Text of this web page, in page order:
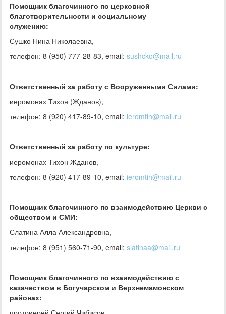
Помощник благочинного по церковной
благотворительности и социальному
служению:
Сушко Нина Николаевна,
телефон: 8 (950) 777-28-83, email: sushcko@mail.ru
Ответственный за работу с Вооруженными Силами:
иеромонах Тихон (Жданов),
телефон: 8 (920) 417-89-10, email: ieromtih@mail.ru
Ответственный за работу по культуре:
иеромонах Тихон Жданов,
телефон: 8 (920) 417-89-10, email: ieromtih@mail.ru
Помощник благочинного по взаимодействию Церкви с
обществом и СМИ:
Слатина Алла Александровна,
телефон: 8 (951) 560-71-90, email: slatinaa@mail.ru
Помощник благочинного по взаимодействию с
казачеством в Богучарском и Верхнемамонском
районах: